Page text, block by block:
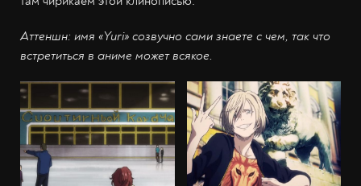
Аттеншн: имя «Yuri» созвучно сами знаете с чем, так что
встретиться в аниме может всякое.